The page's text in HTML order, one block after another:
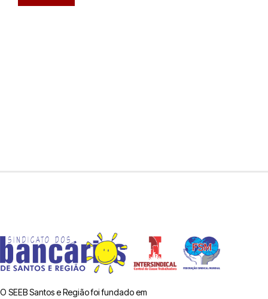
O SEEB Santos e Região foi fundado em